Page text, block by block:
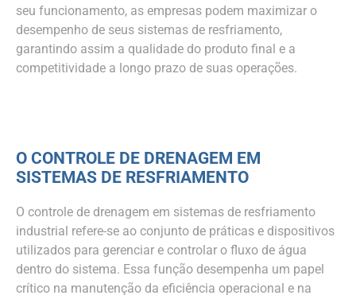
seu funcionamento, as empresas podem maximizar o
desempenho de seus sistemas de resfriamento,
garantindo assim a qualidade do produto final e a
competitividade a longo prazo de suas operações.
O CONTROLE DE DRENAGEM EM
SISTEMAS DE RESFRIAMENTO
O controle de drenagem em sistemas de resfriamento
industrial refere-se ao conjunto de práticas e dispositivos
utilizados para gerenciar e controlar o fluxo de água
dentro do sistema. Essa função desempenha um papel
crítico na manutenção da eficiência operacional e na